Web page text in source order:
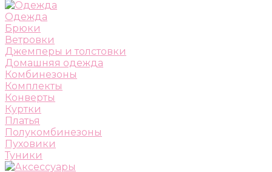
Одежда
Брюки
Ветровки
Джемперы и толстовки
Домашняя одежда
Комбинезоны
Комплекты
Конверты
Куртки
Платья
Полукомбинезоны
Пуховики
Туники